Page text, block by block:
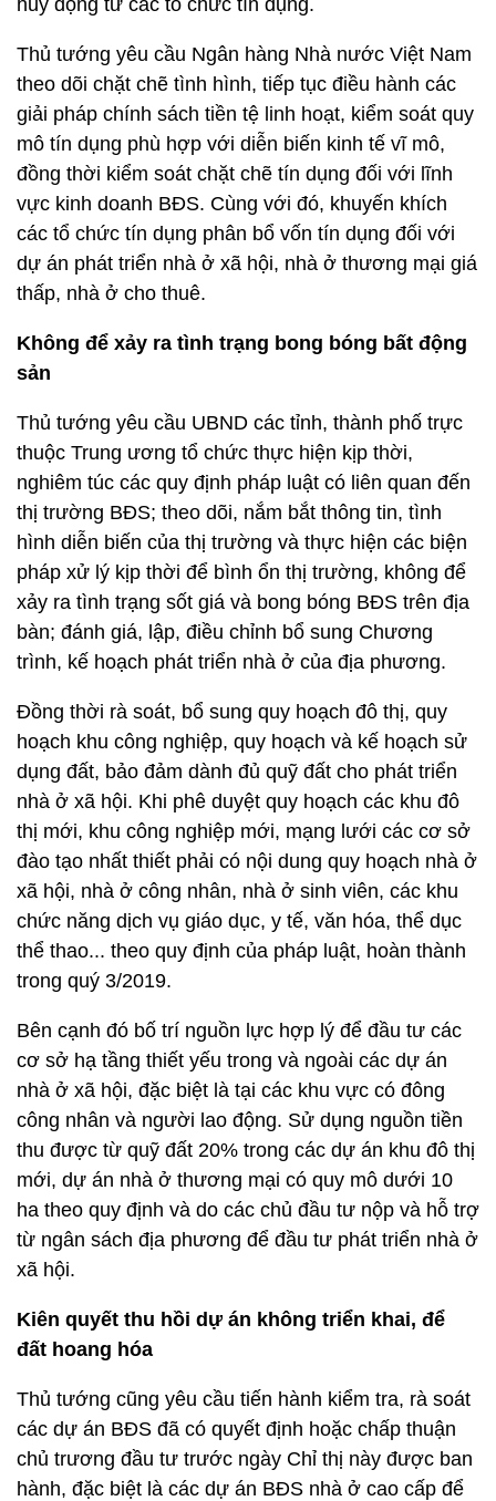
huy động từ các tổ chức tín dụng.
Thủ tướng yêu cầu Ngân hàng Nhà nước Việt Nam
theo dõi chặt chẽ tình hình, tiếp tục điều hành các
giải pháp chính sách tiền tệ linh hoạt, kiểm soát quy
mô tín dụng phù hợp với diễn biến kinh tế vĩ mô,
đồng thời kiểm soát chặt chẽ tín dụng đối với lĩnh
vực kinh doanh BĐS. Cùng với đó, khuyến khích
các tổ chức tín dụng phân bổ vốn tín dụng đối với
dự án phát triển nhà ở xã hội, nhà ở thương mại giá
thấp, nhà ở cho thuê.
Không để xảy ra tình trạng bong bóng bất động
sản
Thủ tướng yêu cầu UBND các tỉnh, thành phố trực
thuộc Trung ương tổ chức thực hiện kịp thời,
nghiêm túc các quy định pháp luật có liên quan đến
thị trường BĐS; theo dõi, nắm bắt thông tin, tình
hình diễn biến của thị trường và thực hiện các biện
pháp xử lý kịp thời để bình ổn thị trường, không để
xảy ra tình trạng sốt giá và bong bóng BĐS trên địa
bàn; đánh giá, lập, điều chỉnh bổ sung Chương
trình, kế hoạch phát triển nhà ở của địa phương.
Đồng thời rà soát, bổ sung quy hoạch đô thị, quy
hoạch khu công nghiệp, quy hoạch và kế hoạch sử
dụng đất, bảo đảm dành đủ quỹ đất cho phát triển
nhà ở xã hội. Khi phê duyệt quy hoạch các khu đô
thị mới, khu công nghiệp mới, mạng lưới các cơ sở
đào tạo nhất thiết phải có nội dung quy hoạch nhà ở
xã hội, nhà ở công nhân, nhà ở sinh viên, các khu
chức năng dịch vụ giáo dục, y tế, văn hóa, thể dục
thể thao... theo quy định của pháp luật, hoàn thành
trong quý 3/2019.
Bên cạnh đó bố trí nguồn lực hợp lý để đầu tư các
cơ sở hạ tầng thiết yếu trong và ngoài các dự án
nhà ở xã hội, đặc biệt là tại các khu vực có đông
công nhân và người lao động. Sử dụng nguồn tiền
thu được từ quỹ đất 20% trong các dự án khu đô thị
mới, dự án nhà ở thương mại có quy mô dưới 10
ha theo quy định và do các chủ đầu tư nộp và hỗ trợ
từ ngân sách địa phương để đầu tư phát triển nhà ở
xã hội.
Kiên quyết thu hồi dự án không triển khai, để
đất hoang hóa
Thủ tướng cũng yêu cầu tiến hành kiểm tra, rà soát
các dự án BĐS đã có quyết định hoặc chấp thuận
chủ trương đầu tư trước ngày Chỉ thị này được ban
hành, đặc biệt là các dự án BĐS nhà ở cao cấp để